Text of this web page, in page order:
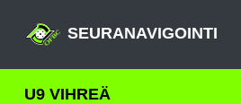
SEURANAVIGOINTI
U9 VIHREÄ